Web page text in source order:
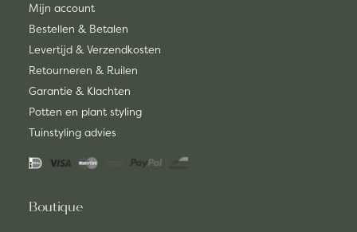
Mijn account
Bestellen & Betalen
Levertijd & Verzendkosten
Retourneren & Ruilen
Garantie & Klachten
Potten en plant styling
Tuinstyling advies
Boutique